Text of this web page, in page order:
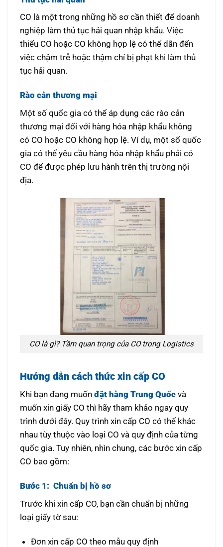
CO là một trong những hồ sơ cần thiết để doanh
nghiệp làm thủ tục hải quan nhập khẩu. Việc
thiếu CO hoặc CO không hợp lệ có thể dẫn đến
việc chậm trễ hoặc thậm chí bị phạt khi làm thủ
tục hải quan.
Rào cản thương mại
Một số quốc gia có thể áp dụng các rào cản
thương mại đối với hàng hóa nhập khẩu không
có CO hoặc CO không hợp lệ. Ví dụ, một số quốc
gia có thể yêu cầu hàng hóa nhập khẩu phải có
CO để được phép lưu hành trên thị trường nội
địa.
CO là gì? Tầm quan trọng của CO trong Logistics
Hướng dẫn cách thức xin cấp CO
Khi bạn đang muốnđặt hàng Trung Quốc và
muốn xin giấy CO thì hãy tham khảo ngay quy
trình dưới đây. Quy trình xin cấp CO có thể khác
nhau tùy thuộc vào loại CO và quy định của từng
quốc gia. Tuy nhiên, nhìn chung, các bước xin cấp
CO bao gồm:
Bước 1: Chuẩn bị hồ sơ
Trước khi xin cấp CO, bạn cần chuẩn bị những
loại giấy tờ sau:
Đơn xin cấp CO theo mẫu quy định